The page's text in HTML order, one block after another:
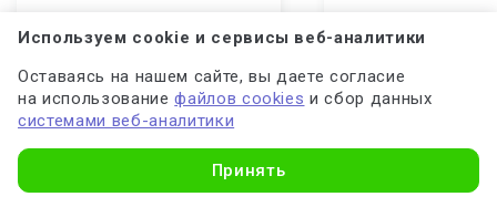
Используем cookie и сервисы веб-аналитики
Оставаясь на нашем сайте, вы даете согласие
на использованиефайлов cookies и сбор данных
системами веб-аналитики
Принять